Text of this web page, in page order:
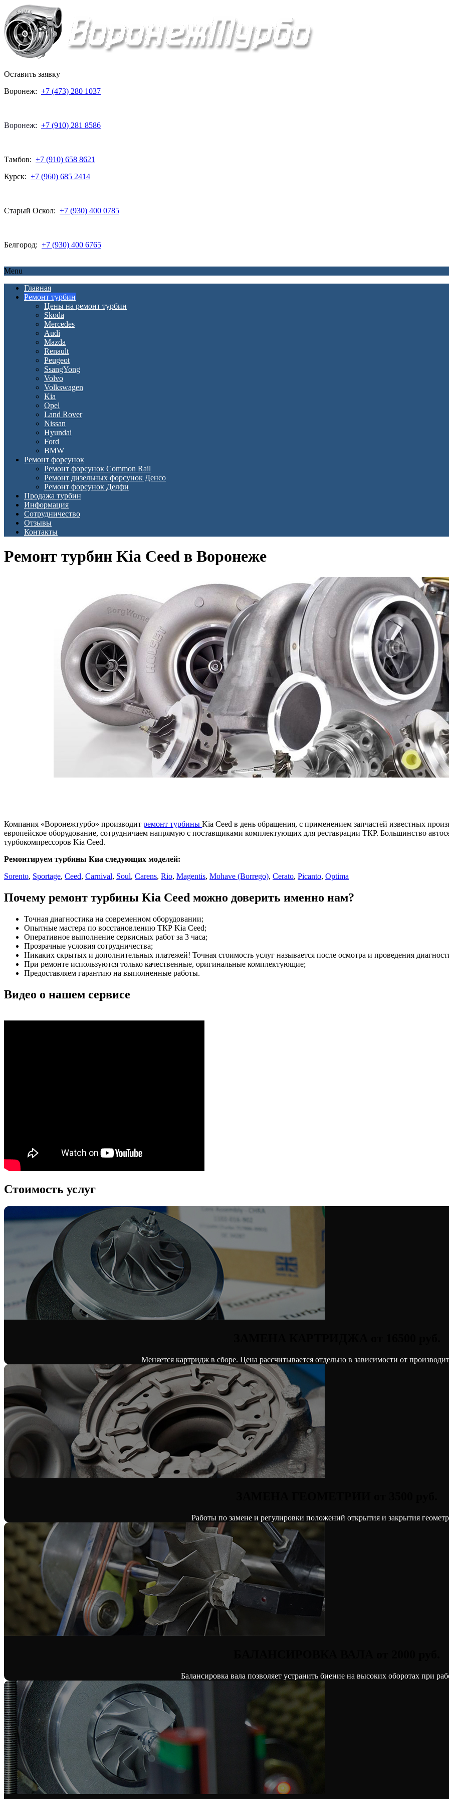
Оставить заявку
Воронеж: +7 (473) 280 1037
Воронеж: +7 (910) 281 8586
Тамбов: +7 (910) 658 8621
Курск: +7 (960) 685 2414
Старый Оскол: +7 (930) 400 0785
Белгород: +7 (930) 400 6765
Menu
Главная
Ремонт турбин
Цены на ремонт турбин
Skoda
Mercedes
Audi
Mazda
Renault
Peugeot
SsangYong
Volvo
Volkswagen
Kia
Opel
Land Rover
Nissan
Hyundai
Ford
BMW
Ремонт форсунок
Ремонт форсунок Common Rail
Ремонт дизельных форсунок Денсо
Ремонт форсунок Делфи
Продажа турбин
Информация
Сотрудничество
Отзывы
Контакты
Ремонт турбин Kia Ceed в Воронеже
Компания «Воронежтурбо» производит ремонт турбины Kia Ceed в день обращения, с применением запчастей известных
европейское оборудование, сотрудничаем напрямую с поставщиками комплектующих для реставрации ТКР. Большинство
турбокомпрессоров Kia Ceed.
Ремонтируем турбины Киа следующих моделей:
Sorento, Sportage, Ceed, Carnival, Soul, Carens, Rio, Magentis, Mohave (Borrego), Cerato, Picanto, Optima
Почему ремонт турбины Kia Ceed можно доверить именно нам?
Точная диагностика на современном оборудовании;
Опытные мастера по восстановлению ТКР Kia Ceed;
Оперативное выполнение сервисных работ за 3 часа;
Прозрачные условия сотрудничества;
Никаких скрытых и дополнительных платежей! Точная стоимость услуг называется после осмотра и проведения
При ремонте используются только качественные, оригинальные комплектующие;
Предоставляем гарантию на выполненные работы.
Видео о нашем сервисе
Стоимость услуг
Меняется картридж в сборе. Цена рассчитывается отдельно в зависимости от
Работы по замене и регулировки положений открытия и закрытия
Балансировка вала позволяет устранить биение на высоких оборотах при